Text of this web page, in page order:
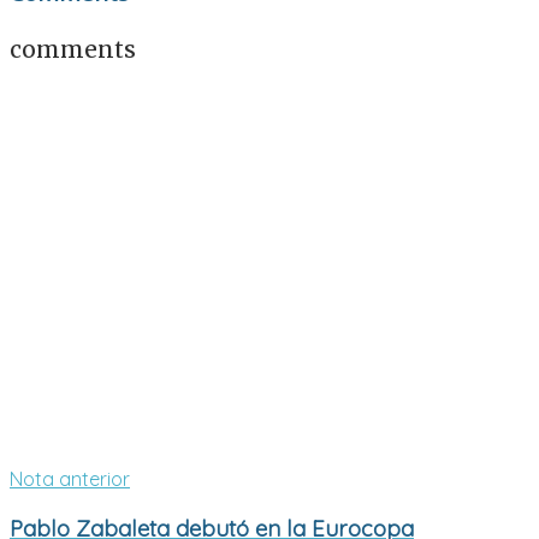
comments
Nota anterior
Pablo Zabaleta debutó en la Eurocopa